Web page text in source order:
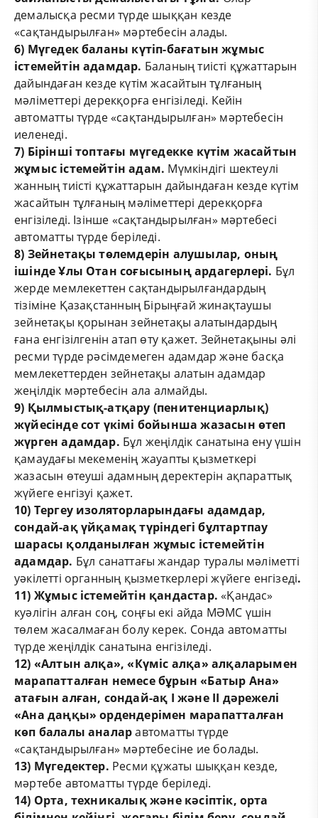
демалысқа ресми түрде шыққан кезде
«сақтандырылған» мәртебесін алады.
6) Мүгедек баланы күтіп-бағатын жұмыс
істемейтін адамдар. Баланың тиісті құжаттарын
дайындаған кезде күтім жасайтын тұлғаның
мәліметтері дерекқорға енгізіледі. Кейін
автоматты түрде «сақтандырылған» мәртебесін
иеленеді.
7) Бірінші топтағы мүгедекке күтім жасайтын
жұмыс істемейтін адам. Мүмкіндігі шектеулі
жанның тиісті құжаттарын дайындаған кезде күтім
жасайтын тұлғаның мәліметтері дерекқорға
енгізіледі. Ізінше «сақтандырылған» мәртебесі
автоматты түрде беріледі.
8) Зейнетақы төлемдерін алушылар, оның
ішінде Ұлы Отан соғысының ардагерлері. Бұл
жерде мемлекеттен сақтандырылғандардың
тізіміне Қазақстанның Бірыңғай жинақтаушы
зейнетақы қорынан зейнетақы алатындардың
ғана енгізілгенін атап өту қажет. Зейнетақыны әлі
ресми түрде рәсімдемеген адамдар және басқа
мемлекеттерден зейнетақы алатын адамдар
жеңілдік мәртебесін ала алмайды.
9) Қылмыстық-атқару (пенитенциарлық)
жүйесінде сот үкімі бойынша жазасын өтеп
жүрген адамдар. Бұл жеңілдік санатына ену үшін
қамаудағы мекеменің жауапты қызметкері
жазасын өтеуші адамның деректерін ақпараттық
жүйеге енгізуі қажет.
10) Тергеу изоляторларындағы адамдар,
сондай-ақ үйқамақ түріндегі бұлтартпау
шарасы қолданылған жұмыс істемейтін
адамдар. Бұл санаттағы жандар туралы мәліметті
уәкілетті органның қызметкерлері жүйеге енгізеді.
11) Жұмыс істемейтін қандастар. «Қандас»
куәлігін алған соң, соңғы екі айда МӘМС үшін
төлем жасалмаған болу керек. Сонда автоматты
түрде жеңілдік санатына енгізіледі.
12) «Алтын алқа», «Күміс алқа» алқаларымен
марапатталған немесе бұрын «Батыр Ана»
атағын алған, сондай-ақ I және II дәрежелі
«Ана даңқы» ордендерімен марапатталған
көп балалы аналаравтоматты түрде
«сақтандырылған» мәртебесіне ие болады.
13) Мүгедектер. Ресми құжаты шыққан кезде,
мәртебе автоматты түрде беріледі.
14) Орта, техникалық және кәсіптік, орта